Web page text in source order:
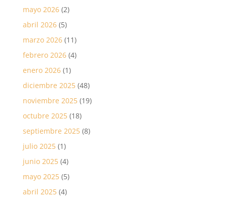
mayo 2026(2)
abril 2026(5)
marzo 2026(11)
febrero 2026(4)
enero 2026(1)
diciembre 2025(48)
noviembre 2025(19)
octubre 2025(18)
septiembre 2025(8)
julio 2025(1)
junio 2025(4)
mayo 2025(5)
abril 2025(4)